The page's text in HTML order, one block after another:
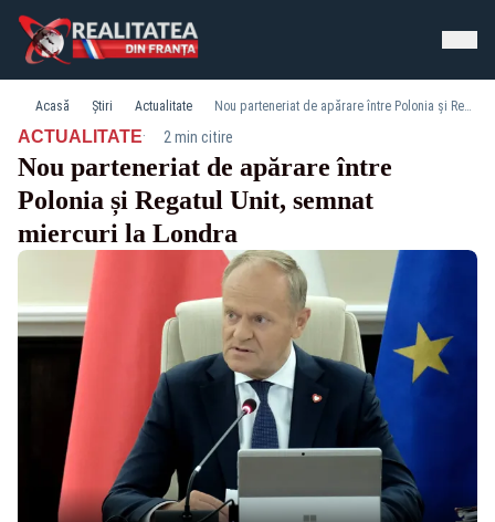
Acasă Știri Actualitate Nou parteneriat de apărare între Polonia și Regatul Unit, semnat miercuri la Londra
ACTUALITATE· 2 min citire
Nou parteneriat de apărare între
Polonia și Regatul Unit, semnat
miercuri la Londra